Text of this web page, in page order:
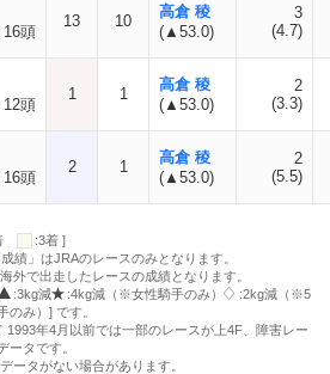
16頭
13 10
高倉 稜
(▲53.0)
3
(4.7)
12頭
1 1
高倉 稜
(▲53.0)
2
(3.3)
16頭
2 1
高倉 稜
(▲53.0)
2
(5.5)
:3着 ]
績」はJRAのレースのみとなります。
外で出走したレースの成績となります。
:3kg減 :4kg減（※女性騎手のみ）
:2kg減（※5
のみ）] です。
年4月以前では一部のレースが上4F、障害レー
ータです。
ータがない場合があります。